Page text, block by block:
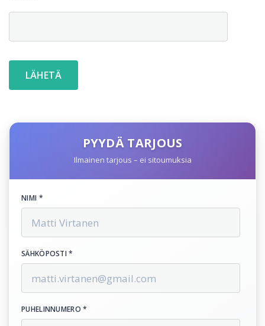
PYYDÄ TARJOUS
Ilmainen tarjous – ei sitoumuksia
NIMI *
SÄHKÖPOSTI *
PUHELINNUMERO *